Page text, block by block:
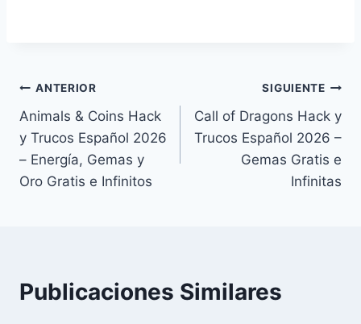
Navegación
de
entradas
ANTERIOR
Animals & Coins Hack
y Trucos Español 2026
– Energía, Gemas y
Oro Gratis e Infinitos
SIGUIENTE
Call of Dragons Hack y
Trucos Español 2026 –
Gemas Gratis e
Infinitas
Publicaciones Similares